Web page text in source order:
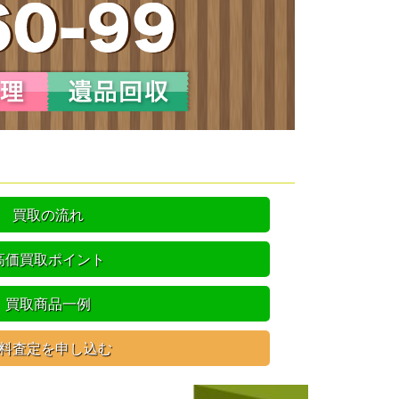
買取の流れ
価買取ポイント
買取商品一例
査定を申し込む